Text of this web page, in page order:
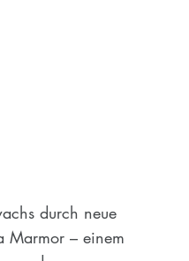
durch neue
Marmor – einem